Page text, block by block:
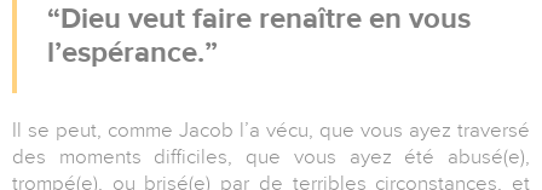
Dieu veut faire renaître en vous
l’espérance.
Il se peut, comme Jacob l’a vécu, que vous ayez traversé
des moments difficiles, que vous ayez été abusé(e),
trompé(e), ou brisé(e) par de terribles circonstances, et